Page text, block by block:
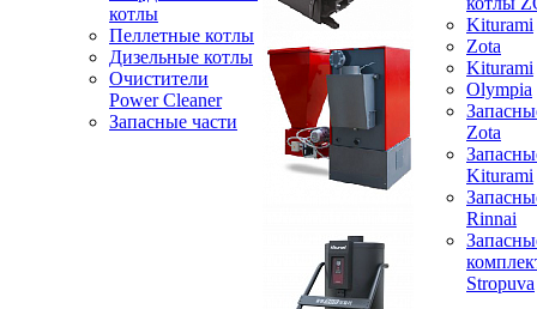
котлы
Пеллетные котлы
Дизельные котлы
Очистители
Power Cleaner
Запасные части
Kiturami
Zota
Kiturami
Olympia
Zota
Kiturami
Rinnai
Stropuva